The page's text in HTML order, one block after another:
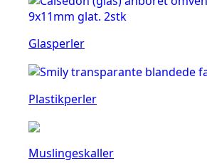
Glasperler
Plastikperler
Muslingeskaller